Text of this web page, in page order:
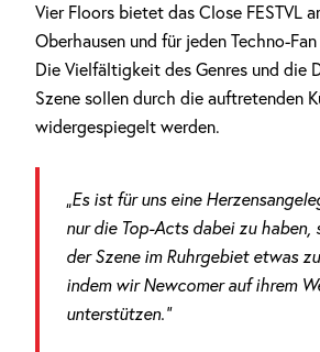
Vier Floors bietet das Close FESTVL
Oberhausen und für jeden Techno-
Die Vielfältigkeit des Genres und die
Szene sollen durch die auftretenden
widergespiegelt werden.
„Es ist für uns eine
nur die Top-Acts dabei zu haben,
der Szene im Ruhrgebiet etwas
indem wir Newcomer auf ihrem
unterstützen.“